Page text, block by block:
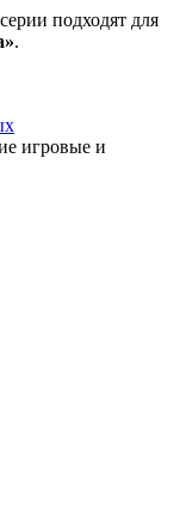
подходят для
.
игровые и